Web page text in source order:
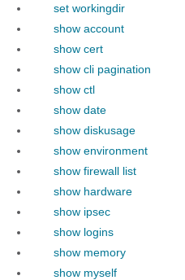
set workingdir
show account
show cert
show cli pagination
show ctl
show date
show diskusage
show environment
show firewall list
show hardware
show ipsec
show logins
show memory
show myself